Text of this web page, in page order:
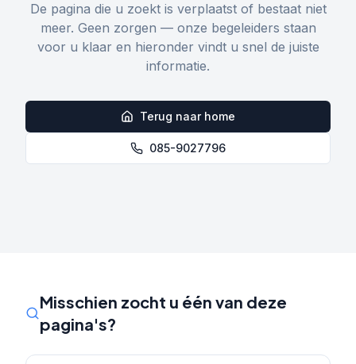
De pagina die u zoekt is verplaatst of bestaat niet
meer. Geen zorgen — onze begeleiders staan
voor u klaar en hieronder vindt u snel de juiste
informatie.
Terug naar home
085-9027796
Misschien zocht u één van deze
pagina's?